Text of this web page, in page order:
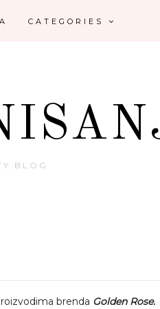
CATEGORIES
BLOG
brenda Golden Rose.